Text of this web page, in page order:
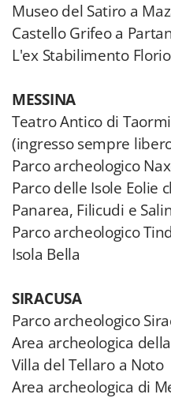
Museo del Satiro a
Castello Grifeo a
L'ex Stabilimento
MESSINA
Teatro Antico di
(ingresso sempre
Parco archeologico
Parco delle Isole Eolie
Panarea, Filicudi e
Parco archeologico
Isola Bella
SIRACUSA
Parco archeologico
Area archeologica
Villa del Tellaro a Noto
Area archeologica di